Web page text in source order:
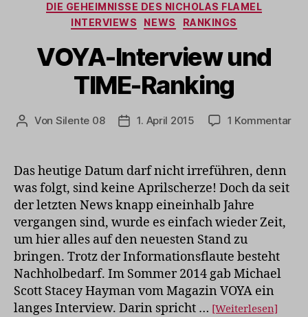
Kategorien
DIE GEHEIMNISSE DES NICHOLAS FLAMEL
INTERVIEWS
NEWS RANKINGS
VOYA-Interview und
TIME-Ranking
Beitragsautor
Von Silente 08 Veröffentlichungsdatum
1. April 2015 1 Kommentarzu
Das heutige Datum darf nicht irreführen, denn
was folgt, sind keine Aprilscherze! Doch da seit
der letzten News knapp eineinhalb Jahre
vergangen sind, wurde es einfach wieder Zeit,
um hier alles auf den neuesten Stand zu
bringen. Trotz der Informationsflaute besteht
Nachholbedarf. Im Sommer 2014 gab Michael
Scott Stacey Hayman vom Magazin VOYA ein
langes Interview. Darin spricht … [Weiterlesen]